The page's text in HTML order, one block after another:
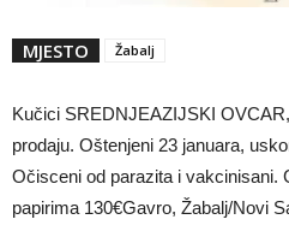
MJESTO Žabalj
Kučici SREDNJEAZIJSKI
prodaju. Oštenjeni 23 januara,
Očisceni od parazita i vakcinisani.
papirima 130€Gavro, Žabalj/Novi